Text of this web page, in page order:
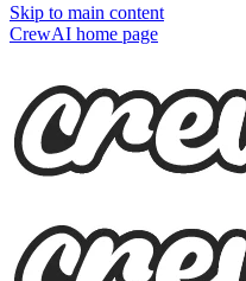
Skip to main content
CrewAI home page